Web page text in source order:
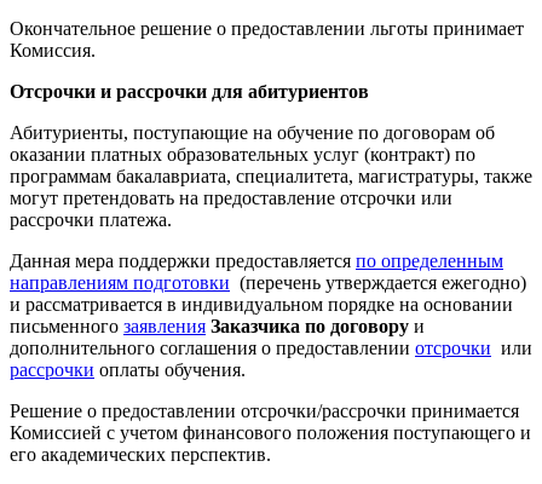
Окончательное решение о предоставлении льготы принимает
Комиссия.
Отсрочки и рассрочки для абитуриентов
Абитуриенты, поступающие на обучение по договорам об
оказании платных образовательных услуг (контракт) по
программам бакалавриата, специалитета, магистратуры, также
могут претендовать на предоставление отсрочки или
рассрочки платежа.
Данная мера поддержки предоставляется по определенным
направлениям подготовки (перечень утверждается ежегодно)
и рассматривается в индивидуальном порядке на основании
письменного заявления Заказчика по договору и
дополнительного соглашения о предоставлении отсрочки или
рассрочки оплаты обучения.
Решение о предоставлении отсрочки/рассрочки принимается
Комиссией с учетом финансового положения поступающего и
его академических перспектив.